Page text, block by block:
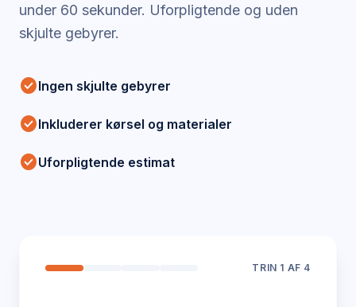
under 60 sekunder. Uforpligtende og uden
skjulte gebyrer.
check_circleIngen skjulte gebyrer
check_circleInkluderer kørsel og materialer
check_circleUforpligtende estimat
TRIN 1 AF 4